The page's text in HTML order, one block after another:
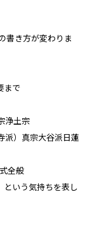
書き方が変わりま
まで
浄土宗
）真宗大谷派日蓮
全般
という気持ちを表し